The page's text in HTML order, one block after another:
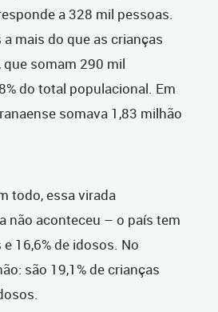
a 328 mil pessoas.
mais do que as crianças
que somam 290 mil
do total populacional. Em
somava 1,83 milhão
todo, essa virada
não aconteceu – o país tem
16,6% de idosos. No
são 19,1% de crianças